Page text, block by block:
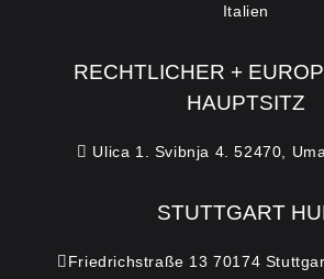
Italien
RECHTLICHER +
HAUPTSITZ
Ulica 1. Svibnja 4. 52470,
STUTTGART
Friedrichstraße 13 70174